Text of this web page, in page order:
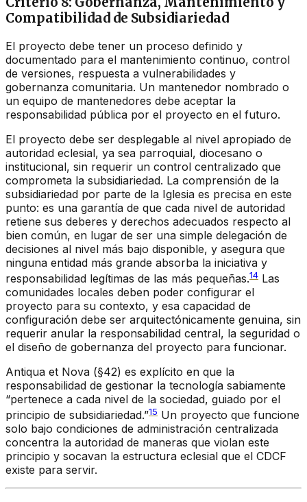
Compatibilidad de Subsidiariedad
El proyecto debe tener un proceso definido y
documentado para el mantenimiento continuo, control
de versiones, respuesta a vulnerabilidades y
gobernanza comunitaria. Un mantenedor nombrado o
un equipo de mantenedores debe aceptar la
responsabilidad pública por el proyecto en el futuro.
El proyecto debe ser desplegable al nivel apropiado de
autoridad eclesial, ya sea parroquial, diocesano o
institucional, sin requerir un control centralizado que
comprometa la subsidiariedad. La comprensión de la
subsidiariedad por parte de la Iglesia es precisa en este
punto: es una garantía de que cada nivel de autoridad
retiene sus deberes y derechos adecuados respecto al
bien común, en lugar de ser una simple delegación de
decisiones al nivel más bajo disponible, y asegura que
ninguna entidad más grande absorba la iniciativa y
responsabilidad legítimas de las más pequeñas.14 Las
comunidades locales deben poder configurar el
proyecto para su contexto, y esa capacidad de
configuración debe ser arquitectónicamente genuina, sin
requerir anular la responsabilidad central, la seguridad o
el diseño de gobernanza del proyecto para funcionar.
Antiqua et Nova (§42) es explícito en que la
responsabilidad de gestionar la tecnología sabiamente
“pertenece a cada nivel de la sociedad, guiado por el
principio de subsidiariedad.”15 Un proyecto que funcione
solo bajo condiciones de administración centralizada
concentra la autoridad de maneras que violan este
principio y socavan la estructura eclesial que el CDCF
existe para servir.